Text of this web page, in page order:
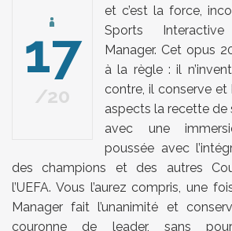
17
20
et c’est la force,
Sports
Manager. Cet opus
à la règle : il
contre, il conserve et
aspects la recette de
avec une
poussée avec
des champions et des autres
l’UEFA. Vous l’aurez compris, une
Manager fait l’unanimité et
couronne de leader, sans